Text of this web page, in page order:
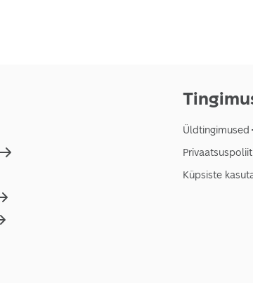
Üldtingimused
Küpsiste